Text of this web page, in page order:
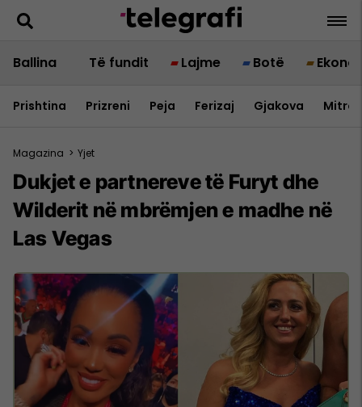
Ballina Të fundit Lajme Botë
Prishtina Prizreni Peja Ferizaj Gjakova
Magazina > Yjet
Dukjet e partnereve të Furyt dhe
Wilderit në mbrëmjen e madhe në
Las Vegas